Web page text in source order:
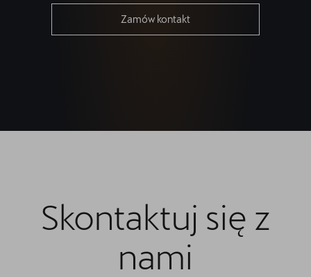
Zamów kontakt
Skontaktuj się z
nami